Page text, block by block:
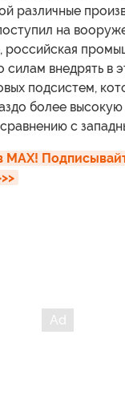
различные
на
российская
силам внедрять в
подсистем,
более высокую
с